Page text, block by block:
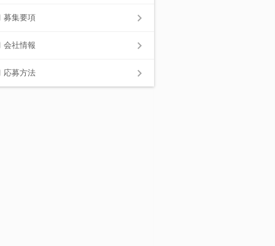
募集要項
会社情報
応募方法